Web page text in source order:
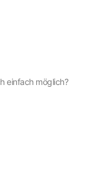
einfach möglich?